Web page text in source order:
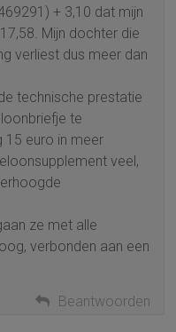
+ 3,10 dat mijn
Mijn dochter die
verliest dus meer dan
technische prestatie
te
15 euro in meer
veel,
ze met alle
verbonden aan een
Beantwoorden